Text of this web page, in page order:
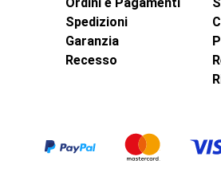
Spedizioni
Garanzia
Recesso